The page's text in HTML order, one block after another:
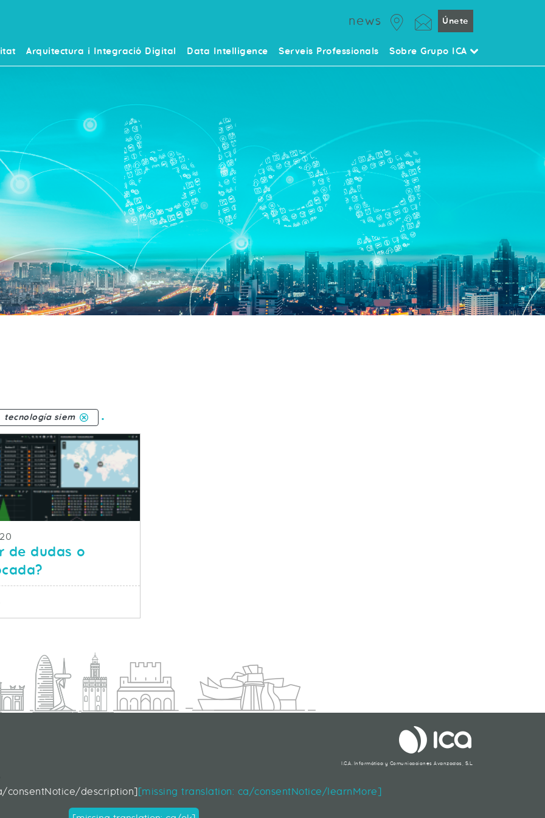
news Únete
Arquitectura i Integració Digital Data Intelligence Serveis Professionals Sobre Grupo ICA
tecnología siem .
de dudas o
SOBRE TECNOLOGÍA SIEM: ¿MAR DE DUDAS O CONFUSIÓN PROVOCADA?
I.C.A. Informática y Comunicaciones Avanzadas, S.L.
consentNotice/description][missing translation: ca/consentNotice/learnMore]